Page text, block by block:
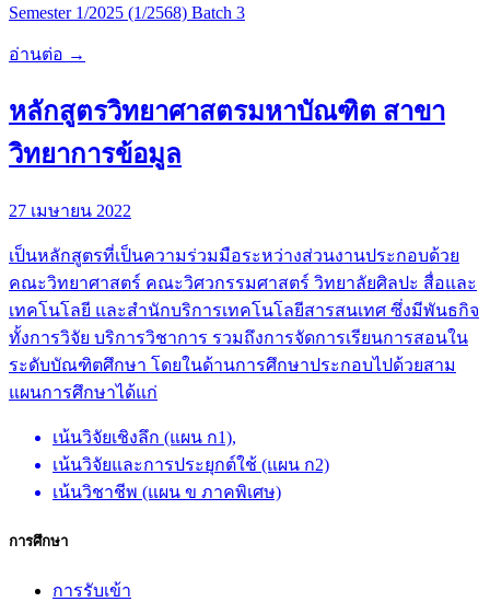
Semester 1/2025 (1/2568) Batch 3
อ่านต่อ →
หลักสูตรวิทยาศาสตรมหาบัณฑิต สาขา
วิทยาการข้อมูล
27 เมษายน 2022
เป็นหลักสูตรที่เป็นความร่วมมือระหว่างส่วนงานประกอบด้วย
คณะวิทยาศาสตร์ คณะวิศวกรรมศาสตร์ วิทยาลัยศิลปะ สื่อและ
เทคโนโลยี และสำนักบริการเทคโนโลยีสารสนเทศ ซึ่งมีพันธกิจ
ทั้งการวิจัย บริการวิชาการ รวมถึงการจัดการเรียนการสอนใน
ระดับบัณฑิตศึกษา โดยในด้านการศึกษาประกอบไปด้วยสาม
แผนการศึกษาได้แก่
เน้นวิจัยเชิงลึก (แผน ก1),
เน้นวิจัยและการประยุกต์ใช้ (แผน ก2)
เน้นวิชาชีพ (แผน ข ภาคพิเศษ)
การศึกษา
การรับเข้า